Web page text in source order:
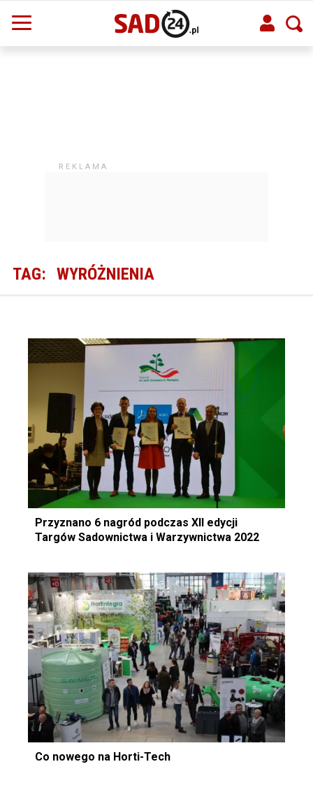
TAG: WYRÓŻNIENIA
Przyznano 6 nagród podczas XII edycji
Targów Sadownictwa i Warzywnictwa 2022
Co nowego na Horti-Tech